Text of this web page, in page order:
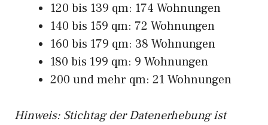
120 bis 139 qm: 174 Wohnungen
140 bis 159 qm: 72 Wohnungen
160 bis 179 qm: 38 Wohnungen
180 bis 199 qm: 9 Wohnungen
200 und mehr qm: 21 Wohnungen
Hinweis: Stichtag der Datenerhebung ist